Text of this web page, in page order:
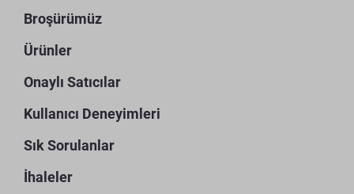
Broşürümüz
Ürünler
Onaylı Satıcılar
Kullanıcı Deneyimleri
Sık Sorulanlar
İhaleler